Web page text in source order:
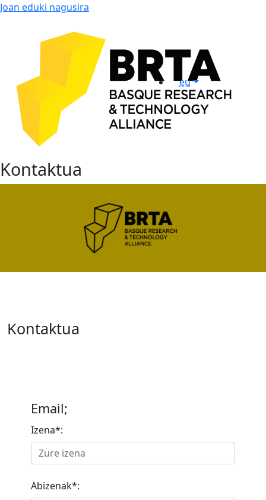
Joan eduki nagusira
eu
Kontaktua
Kontaktua
Email;
Izena*:
Abizenak*: